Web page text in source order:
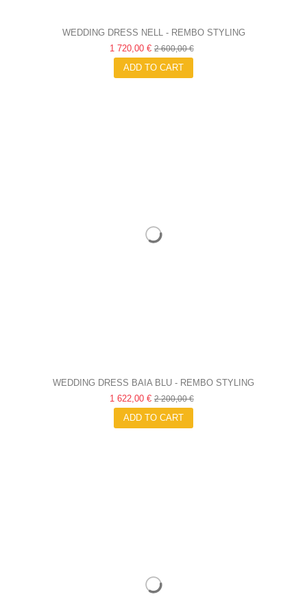
WEDDING DRESS NELL - REMBO STYLING
1 720,00 € 2 600,00 €
ADD TO CART
WEDDING DRESS BAIA BLU - REMBO STYLING
1 622,00 € 2 200,00 €
ADD TO CART